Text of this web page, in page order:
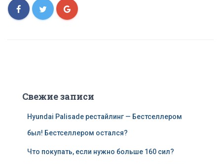
Свежие записи
Hyundai Palisade рестайлинг — Бестселлером
был! Бестселлером остался?
Что покупать, если нужно больше 160 сил?